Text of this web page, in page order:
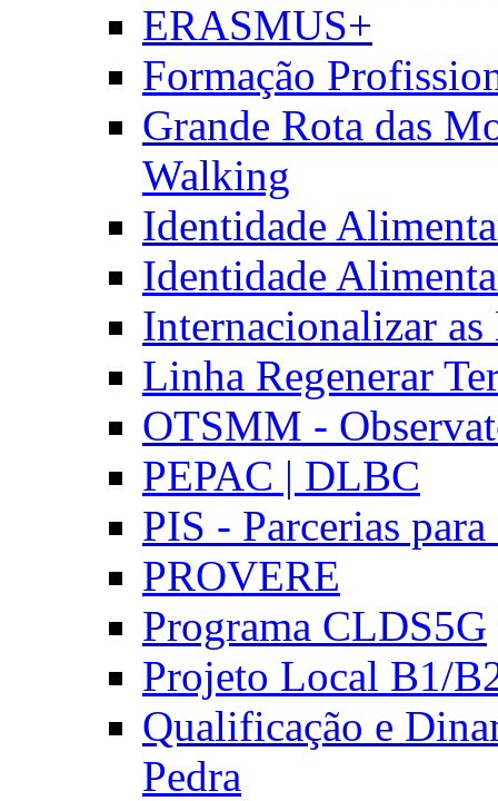
ERASMUS+
Formação
Grande Rota das
Walking
Identidade
Identidade
Internacionalizar
Linha Regenerar
OTSMM -
PEPAC | DLBC
PIS - Parcerias
PROVERE
Programa CLDS5G
Projeto Local B1/
Qualificação e
Pedra